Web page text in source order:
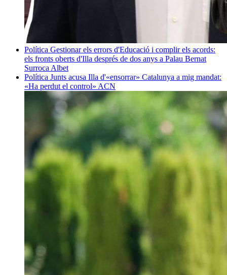
Política Gestionar els errors d'Educació i complir els acords:
els fronts oberts d'Illa després de dos anys a Palau Bernat
Surroca Albet
Política Junts acusa Illa d'«ensorrar» Catalunya a mig mandat:
«Ha perdut el control» ACN